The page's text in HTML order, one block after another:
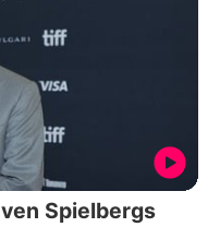
Spielbergs